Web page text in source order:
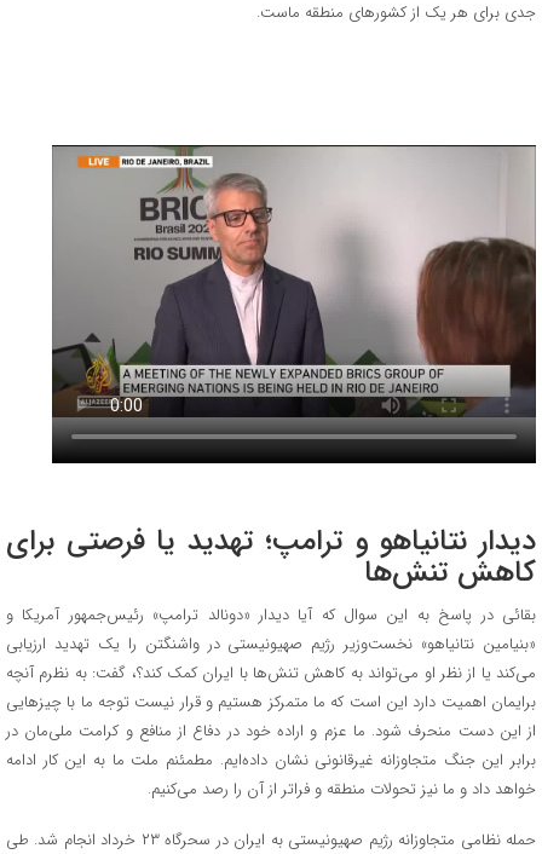
جدی برای هر یک از کشورهای منطقه ماست.
دیدار نتانیاهو و ترامپ؛ تهدید یا فرصتی برای
کاهش تنش‌ها
بقائی در پاسخ به این سوال که آیا دیدار «دونالد ترامپ» رئیس‌جمهور آمریکا و
«بنیامین نتانیاهو» نخست‌وزیر رژیم صهیونیستی در واشنگتن را یک تهدید ارزیابی
می‌کند یا از نظر او می‌تواند به کاهش تنش‌ها با ایران کمک کند؟، گفت: به نظرم آنچه
برایمان اهمیت دارد این است که ما متمرکز هستیم و قرار نیست توجه ما با چیزهایی
از این دست منحرف شود. ما عزم و اراده خود در دفاع از منافع و کرامت ملی‌مان در
برابر این جنگ متجاوزانه غیرقانونی نشان داده‌ایم. مطمئنم ملت ما به این کار ادامه
خواهد داد و ما نیز تحولات منطقه و فراتر از آن را رصد می‌کنیم.
حمله نظامی متجاوزانه رژیم صهیونیستی به ایران در سحرگاه ۲۳ خرداد انجام شد. طی